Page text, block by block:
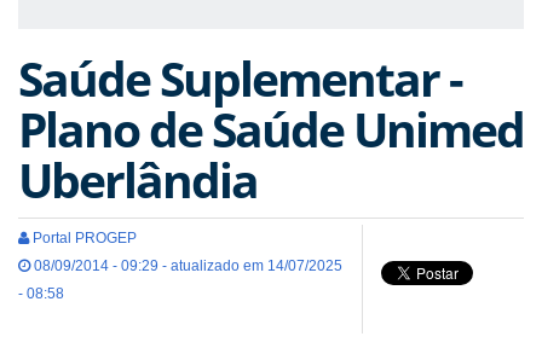
Saúde Suplementar -
Plano de Saúde Unimed
Uberlândia
Portal PROGEP
08/09/2014 - 09:29 - atualizado em 14/07/2025
- 08:58